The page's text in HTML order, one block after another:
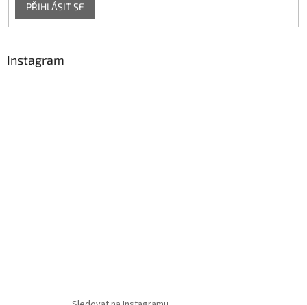
PŘIHLÁSIT SE
Instagram